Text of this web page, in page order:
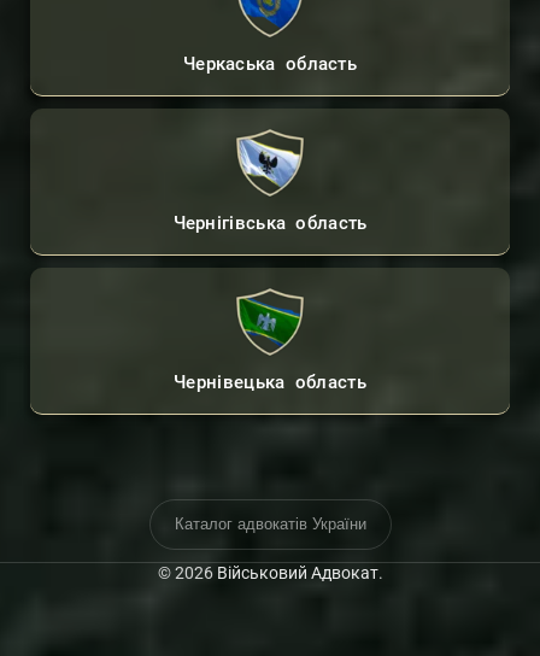
Черкаська область
Чернігівська область
Чернівецька область
Каталог адвокатів України
© 2026 Військовий Адвокат.